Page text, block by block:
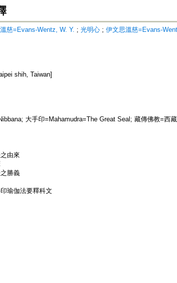
慈=Evans-Wentz, W. Y. ; 光明心; 伊文思溫慈=Evans-
shih, Taiwan]
大手印=Mahamudra=The Great Seal; 藏傳佛教=西
由來
勝義
瑜伽法要釋科文